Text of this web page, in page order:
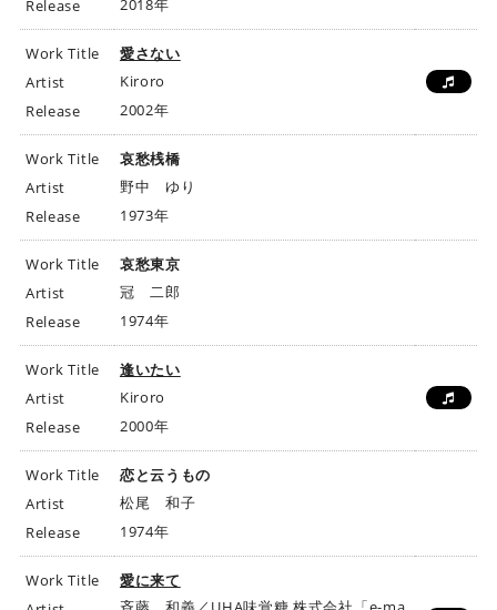
Release
2018年
Work Title
愛さない
Artist
Kiroro
Release
2002年
Work Title
哀愁桟橋
Artist
野中 ゆり
Release
1973年
Work Title
哀愁東京
Artist
冠 二郎
Release
1974年
Work Title
逢いたい
Artist
Kiroro
Release
2000年
Work Title
恋と云うもの
Artist
松尾 和子
Release
1974年
Work Title
愛に来て